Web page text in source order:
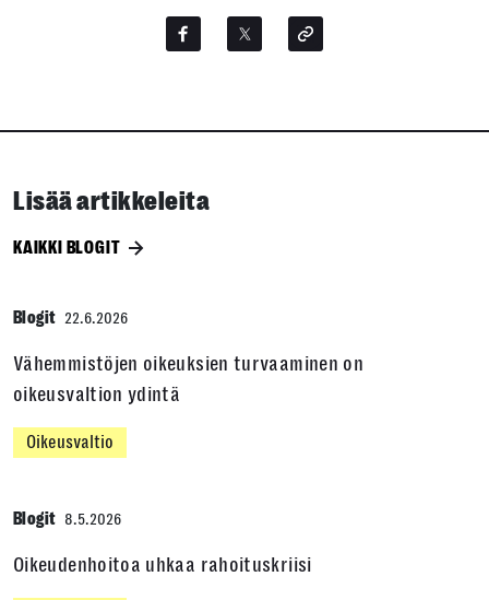
Lisää artikkeleita
KAIKKI BLOGIT
Blogit 22.6.2026
Vähemmistöjen oikeuksien turvaaminen on
oikeusvaltion ydintä
Oikeusvaltio
Blogit 8.5.2026
Oikeudenhoitoa uhkaa rahoituskriisi